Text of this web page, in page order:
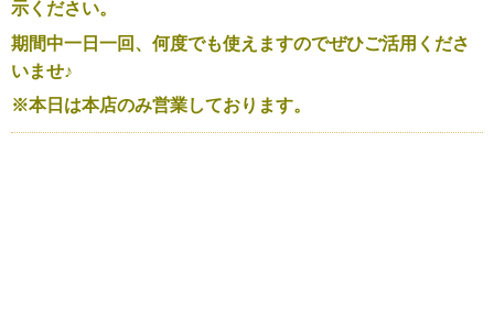
示ください。
期間中一日一回、何度でも使えますのでぜひご活用くださ
いませ♪
※本日は本店のみ営業しております。